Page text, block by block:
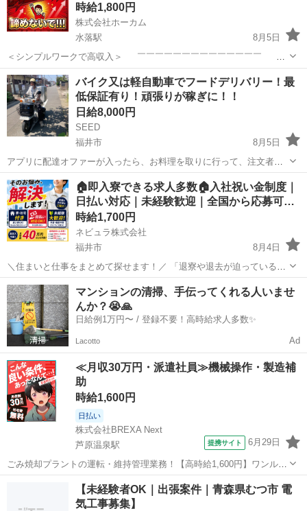
時給1,800円
株式会社ホーカム
水落駅
8月5日
＜シンプルワークで高収入＞ ￣￣￣￣￣￣￣￣￣￣￣￣￣￣ 完
全未経験から始めることができるオシゴト！ 【具体的には…】
・メガネの仕分け ・ファッション雑貨の検査作業 ・アクセサリ
ーの...
福井 鯖江市 水落駅 工場
バイク又は軽自動車でフードデリバリー！最
低保証有り！頑張りが稼ぎに！！
日給8,000円
SEED
福井市
8月5日
アプリに配達オファーが入ったら、お料理を取りに行って、注文者に
配達をするお仕事です。 現金の取り扱いは有りません。 勤務時間は11
時〜15時と17時~21時の計8時間 ・日給保証¥8000(10件まで)+インセン
ティブ...
福井 福井市 ドライバー 1件
🏠即入寮できる求人多数🏠入社祝い金制度｜
日払い対応｜未経験歓迎｜全国から応募可…
時給1,700円
ネビュラ株式会社
福井市
8月4日
＼住まいと仕事をまとめて探せます！／ 「退寮や退去が迫っている」
「所持金が少なく、生活が不安」 「寮付きの仕事をすぐに始めたい」
「新しい土地で生活を立て直したい」 このようなお悩みを抱えている
方は、一人...
福井 福井市 ゴールデンウィーク
マンションの清掃、手伝ってくれる人いませ
んか？😭🙏
日給例1万円〜 / 登録不要！高時給求人多数✨
Lacotto Ad
≪月収30万円・派遣社員≫機械操作・製造補
助
時給1,600円
日払い
株式会社BREXA Next
芦原温泉駅
提携サイト 6月29日
ごみ焼却プラントの運転・維持管理業務！【高時給1,600円】ワンルー
ム寮完備★マイカー通勤OK＆工場敷地内に無料駐車場あり◎日払いあ
り！自社正社員登用あり！《福井県あわら市》 人気の工場のお仕事 ◇
ごみ焼却プラントの運転・...
あわら市 芦原温泉駅 その他
【未経験者OK｜出張案件｜青森県むつ市 電
気工事募集】